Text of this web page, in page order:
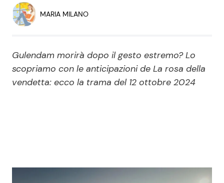
Economia
Persone Scomparse
Politica
Programmi TV
Reality e Talent
News Cinema News dal mondo
MARIA MILANO
Gulendam morirà dopo il gesto estremo? Lo
scopriamo con le anticipazioni de La rosa della
vendetta: ecco la trama del 12 ottobre 2024